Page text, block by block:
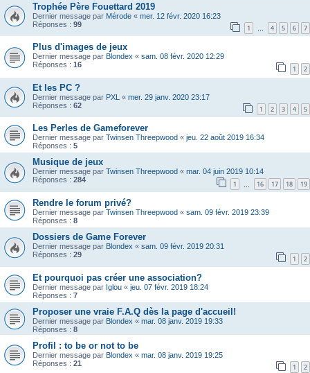
Trophée Père Fouettard 2019
Dernier message par Mérode « mer. 12 févr. 2020 16:23
Réponses : 99 1 4 5 6 7
Plus d'images de jeux
Dernier message par Blondex « sam. 08 févr. 2020 12:29
Réponses : 16 1 2
Et les PC ?
Dernier message par PXL « mer. 29 janv. 2020 23:17
Réponses : 62 1 2 3 4 5
Les Perles de Gameforever
Dernier message par Twinsen Threepwood « jeu. 22 août 2019 16:34
Réponses : 5
Musique de jeux
Dernier message par Twinsen Threepwood « mar. 04 juin 2019 10:14
Réponses : 284 1 16 17 18 19
Rendre le forum privé?
Dernier message par Twinsen Threepwood « sam. 09 févr. 2019 23:39
Réponses : 8
Dossiers de Game Forever
Dernier message par Blondex « sam. 09 févr. 2019 20:31
Réponses : 29 1 2
Et pourquoi pas créer une association?
Dernier message par Iglou « jeu. 07 févr. 2019 18:24
Réponses : 7
Proposer une vraie F.A.Q dès la page d'accueil!
Dernier message par Blondex « mar. 08 janv. 2019 19:33
Réponses : 8
Profil : to be or not to be
Dernier message par Blondex « mar. 08 janv. 2019 19:25
Réponses : 21 1 2